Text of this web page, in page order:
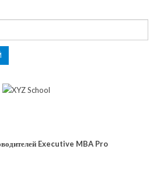
Executive MBA Pro